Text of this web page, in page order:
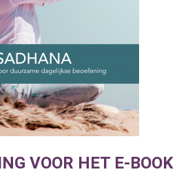
VOOR HET E-BOOK